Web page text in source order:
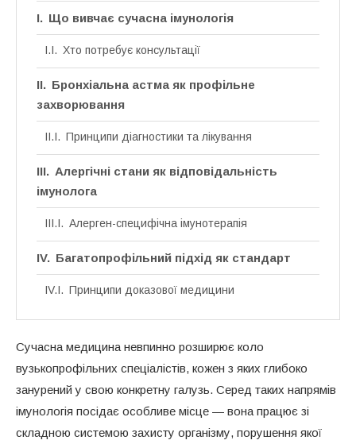
Що вивчає сучасна імунологія
Хто потребує консультації
Бронхіальна астма як профільне
захворювання
Принципи діагностики та лікування
Алергічні стани як відповідальність
імунолога
Алерген-специфічна імунотерапія
Багатопрофільний підхід як стандарт
Принципи доказової медицини
Сучасна медицина невпинно розширює коло
вузькопрофільних спеціалістів, кожен з яких глибоко
занурений у свою конкретну галузь. Серед таких напрямів
імунологія посідає особливе місце — вона працює зі
складною системою захисту організму, порушення якої